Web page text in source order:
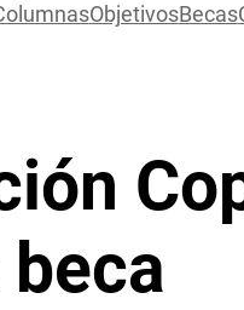
ObjetivosBecas